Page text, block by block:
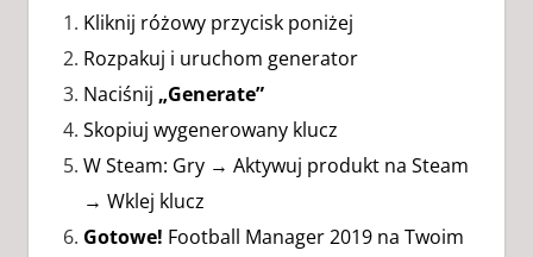
Kliknij różowy przycisk poniżej
Rozpakuj i uruchom generator
Naciśnij „Generate”
Skopiuj wygenerowany klucz
W Steam: Gry → Aktywuj produkt na Steam
→ Wklej klucz
Gotowe! Football Manager 2019 na Twoim